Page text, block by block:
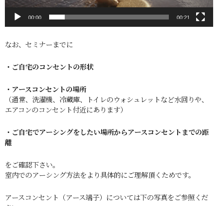
00:00 00:21
なお、セミナーまでに
・ご自宅のコンセントの形状
・アースコンセントの場所
（通常、洗濯機、冷蔵庫、トイレのウォシュレットなど水回りや、
エアコンのコンセント付近にあります）
・ご自宅でアーシングをしたい場所からアースコンセントまでの距
離
をご確認下さい。
室内でのアーシング方法をより具体的にご理解頂くためです。
アースコンセント（アース端子）については下の写真をご参照くだ